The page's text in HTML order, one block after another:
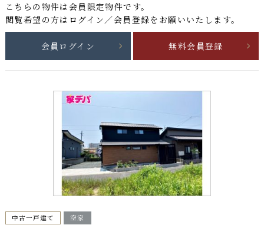
こちらの物件は 会員限定物件です。
閲覧希望の方はログイン／会員登録をお願いいたします。
会員ログイン 無料会員登録
中古一戸建て 空家